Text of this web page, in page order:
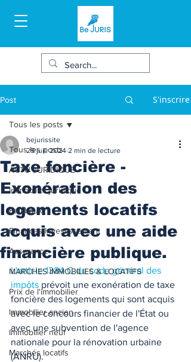
Post S'inscrire
Tous les posts
ACTU JURIDIQUE
Immobilier juridique
Bail/baux
Finances/Investissement
Assurance
MARCHES IMMOBILIES & LOCATIFS
Prix de l'immobilier
Immobilier ancien
Immobilier neuf
Marchés locatifs
Tous les posts
Taxe foncière -
Exonération des
logements locatifs
acquis avec une aide
financière publique.
bejurissite
29 juil. 2024 2 min de lecture
L'article 1384 C du code général des
impôts prévoit une exonération de taxe
foncière des logements qui sont acquis
avec le concours financier de l'État ou
avec une subvention de l'agence
nationale pour la rénovation urbaine
(ANRU).